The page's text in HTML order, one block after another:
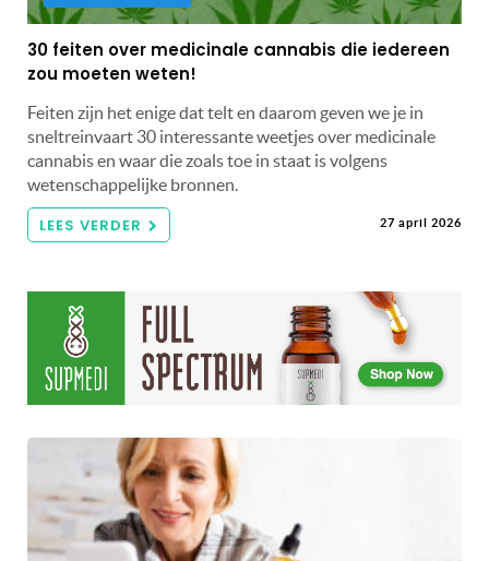
30 feiten over medicinale cannabis die iedereen
zou moeten weten!
Feiten zijn het enige dat telt en daarom geven we je in
sneltreinvaart 30 interessante weetjes over medicinale
cannabis en waar die zoals toe in staat is volgens
wetenschappelijke bronnen.
LEES VERDER 27 april 2026